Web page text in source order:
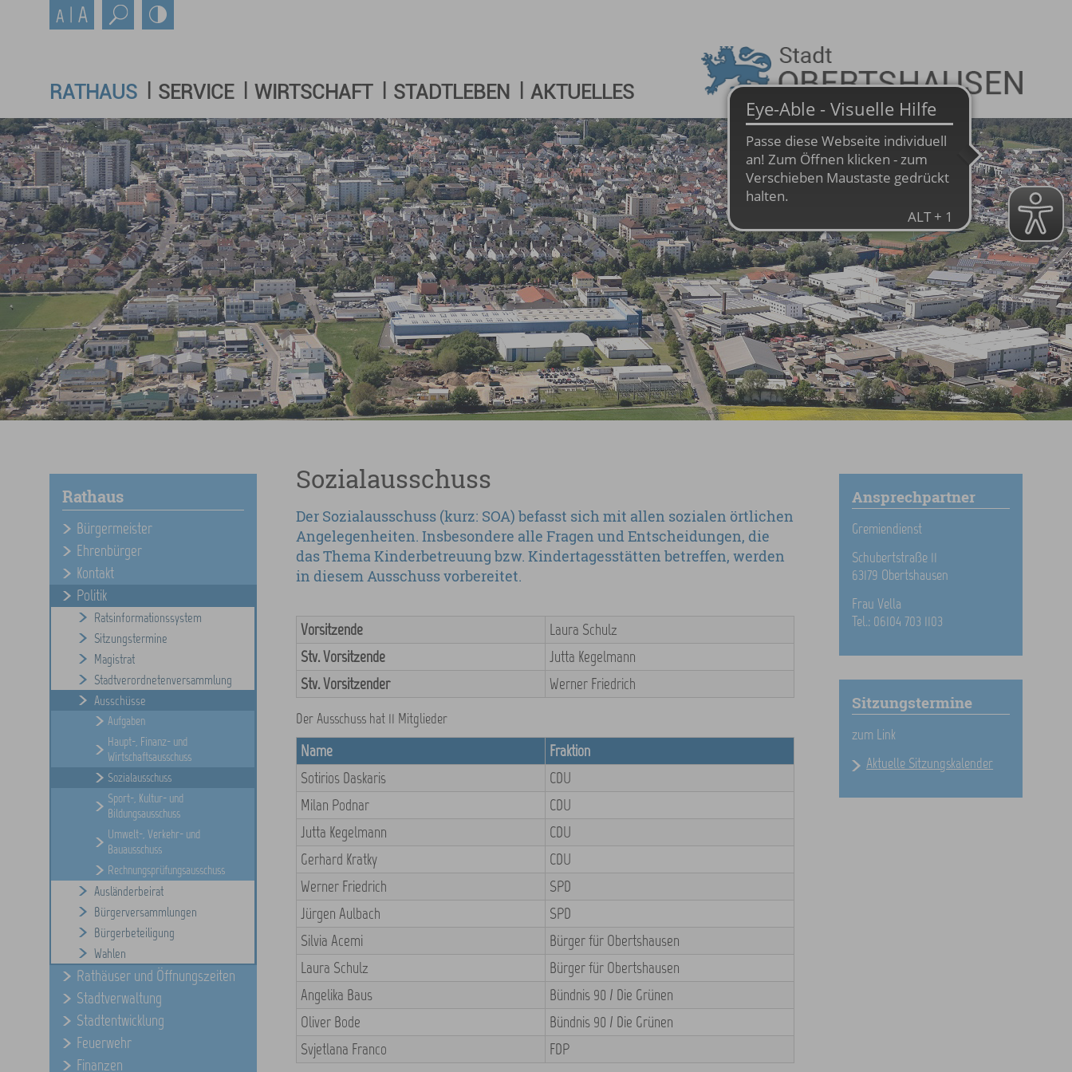
RATHAUS SERVICE WIRTSCHAFT STADTLEBEN AKTUELLES
Rathaus
Bürgermeister
Ehrenbürger
Kontakt
Politik
Ratsinformationssystem
Sitzungstermine
Magistrat
Stadtverordnetenversammlung
Ausschüsse
Aufgaben
Haupt-, Finanz- und
Wirtschaftsausschuss
Sozialausschuss
Sport-, Kultur- und
Bildungsausschuss
Umwelt-, Verkehr- und
Bauausschuss
Rechnungsprüfungsausschuss
Ausländerbeirat
Bürgerversammlungen
Bürgerbeteiligung
Wahlen
Rathäuser und Öffnungszeiten
Stadtverwaltung
Stadtentwicklung
Feuerwehr
Finanzen
Sozialausschuss
Der Sozialausschuss (kurz: SOA) befasst sich mit allen sozialen örtlichen
Angelegenheiten. Insbesondere alle Fragen und Entscheidungen, die
das Thema Kinderbetreuung bzw. Kindertagesstätten betreffen, werden
in diesem Ausschuss vorbereitet.
Vorsitzende
Laura Schulz
Stv. Vorsitzende
Jutta Kegelmann
Stv. Vorsitzender
Werner Friedrich
Der Ausschuss hat 11 Mitglieder
Name
Fraktion
Sotirios Daskaris
CDU
Milan Podnar
CDU
Jutta Kegelmann
CDU
Gerhard Kratky
CDU
Werner Friedrich
SPD
Jürgen Aulbach
SPD
Silvia Acemi
Bürger für Obertshausen
Laura Schulz
Bürger für Obertshausen
Angelika Baus
Bündnis 90 / Die Grünen
Oliver Bode
Bündnis 90 / Die Grünen
Svjetlana Franco
FDP
Ansprechpartner
Gremiendienst
Schubertstraße 11
63179 Obertshausen
Frau Vella
Tel.: 06104 703 1103
Sitzungstermine
zum Link
Aktuelle Sitzungskalender